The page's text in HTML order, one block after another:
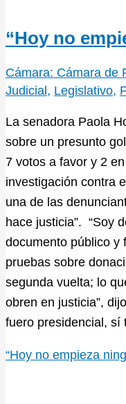
“Hoy no
Cámara: Cámara de
Judicial, Legislativo,
La senadora Paola
sobre un presunto
7 votos a favor y 2
investigación contra
una de las
hace justicia”. “Soy
documento público y
pruebas sobre
segunda vuelta; lo
obren en justicia”,
fuero presidencial, sí
“Hoy no empieza